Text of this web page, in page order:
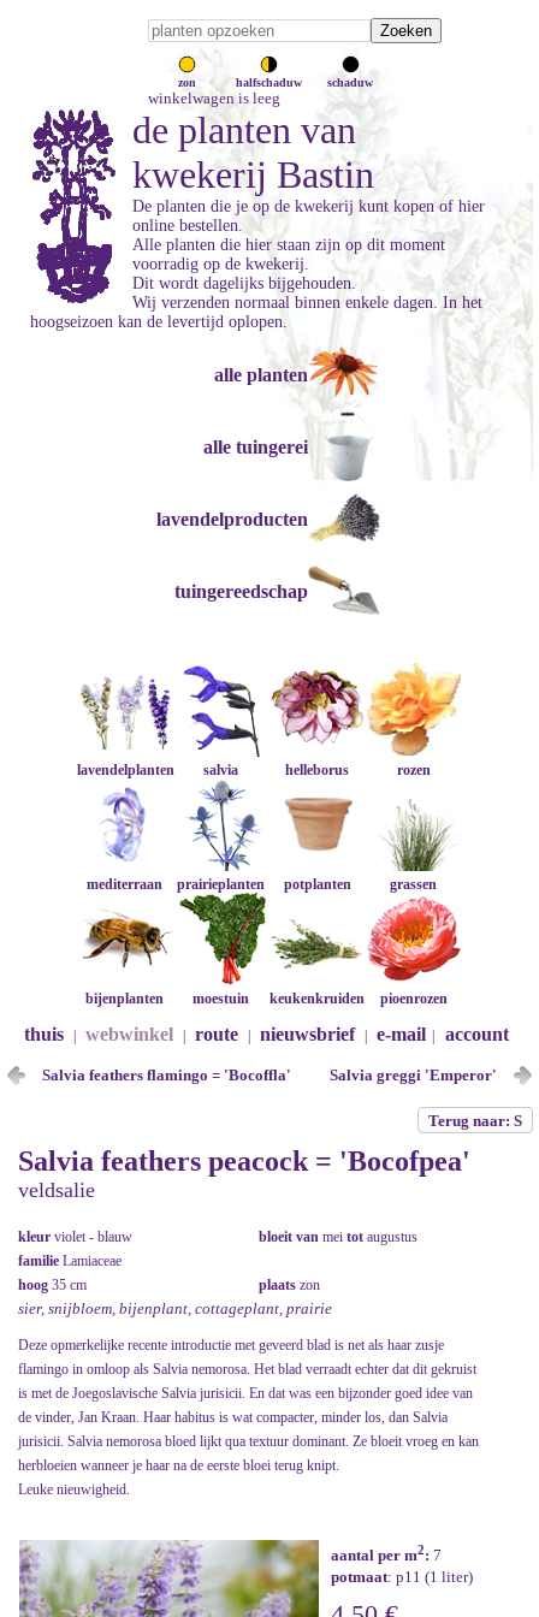
zon halfschaduw schaduw
winkelwagen is leeg
de planten van
kwekerij Bastin
De planten die je op de kwekerij kunt kopen of hier
online bestellen.
Alle planten die hier staan zijn op dit moment
voorradig op de kwekerij.
Dit wordt dagelijks bijgehouden.
Wij verzenden normaal binnen enkele dagen. In het
hoogseizoen kan de levertijd oplopen.
alle planten
alle tuingerei
lavendelproducten
tuingereedschap
lavendelplanten salvia helleborus rozen
mediterraan prairieplanten potplanten grassen
bijenplanten moestuin keukenkruiden pioenrozen
thuis webwinkel route nieuwsbrief e-mail account
Salvia feathers flamingo = 'Bocoffla' Salvia greggi 'Emperor'
Terug naar: S
Salvia feathers peacock = 'Bocofpea'
veldsalie
kleur violet - blauw bloeit van mei tot augustus
familie Lamiaceae
hoog 35 cm plaats zon
sier, snijbloem, bijenplant, cottageplant, prairie
Deze opmerkelijke recente introductie met geveerd blad is net als haar zusje
flamingo in omloop als Salvia nemorosa. Het blad verraadt echter dat dit gekruist
is met de Joegoslavische Salvia jurisicii. En dat was een bijzonder goed idee van
de vinder, Jan Kraan. Haar habitus is wat compacter, minder los, dan Salvia
jurisicii. Salvia nemorosa bloed lijkt qua textuur dominant. Ze bloeit vroeg en kan
herbloeien wanneer je haar na de eerste bloei terug knipt.
Leuke nieuwigheid.
aantal per m2: 7
potmaat: p11 (1 liter)